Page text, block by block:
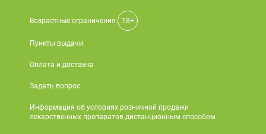
Возрастные ограничения 18+
Пункты выдачи
Оплата и доставка
Задать вопрос
Информация об условиях розничной продажи
лекарственных препаратов дистанционным способом